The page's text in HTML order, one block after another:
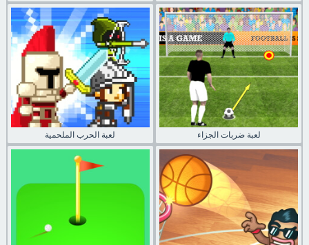
لعبة الحرب الملحمية لعبة ضربات الجزاء